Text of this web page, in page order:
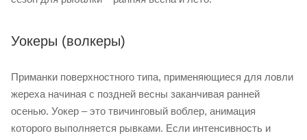
Уокеры (волкеры)
Приманки поверхностного типа, применяющиеся для ловли
жереха начиная с поздней весны заканчивая ранней
осенью. Уокер – это твичинговый воблер, анимация
которого выполняется рывками. Если интенсивность и